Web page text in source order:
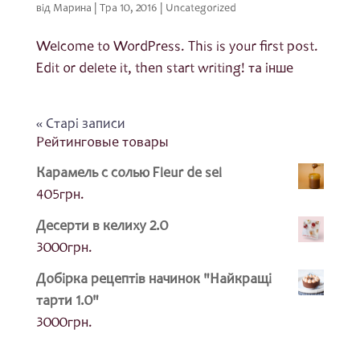
від Марина Тра 10, 2016 Uncategorized
Welcome to WordPress. This is your first post.
Edit or delete it, then start writing! та інше
« Старі записи
Рейтинговые товары
Карамель с солью Fleur de sel
405грн.
Десерти в келиху 2.0
3000грн.
Добірка рецептів начинок "Найкращі
тарти 1.0"
3000грн.